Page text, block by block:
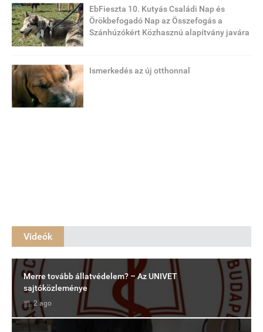
EbFieszta 10. Kutyás Családi Nap és
Örökbefogadó Nap az Összefogás a
Szánhúzókért Közhasznú alapítvány javára
Ismerkedés az új otthonnal
Videók
Merre tovább állatvédelem? – Az UNIVET
sajtóközleménye
2 ago